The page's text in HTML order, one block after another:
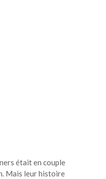
était en couple
Mais leur histoire